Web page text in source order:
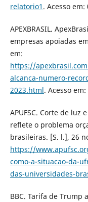
relatorio1 . Acesso em:
APEXBRASIL.
empresas apoiadas
em:
https://
alcanca-numero-
2023.html. Acesso
APUFSC. Corte de luz
reflete o problema
brasileiras. [S. l.], 26
https://
como-a-situacao-da-
das-universidades-
BBC. Tarifa de Trump